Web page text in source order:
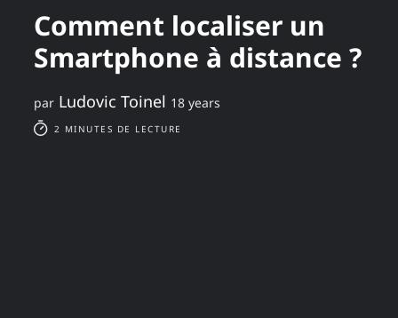
Comment localiser un
Smartphone à distance ?
par Ludovic Toinel 18 years
2 MINUTES DE LECTURE